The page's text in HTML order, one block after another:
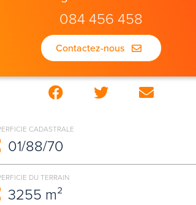
084 456 458
Contactez-nous
CADASTRALE
01/88/70
DU TERRAIN
3255 m²